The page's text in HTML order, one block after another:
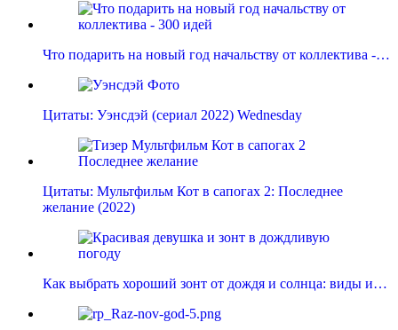
Что подарить на новый год начальству от коллектива -…
Цитаты: Уэнсдэй (сериал 2022) Wednesday
Цитаты: Мультфильм Кот в сапогах 2: Последнее
желание (2022)
Как выбрать хороший зонт от дождя и солнца: виды и…